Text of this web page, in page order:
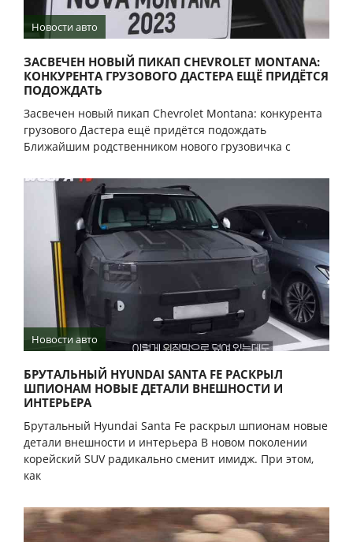
Новости авто
ЗАСВЕЧЕН НОВЫЙ ПИКАП CHEVROLET MONTANA:
КОНКУРЕНТА ГРУЗОВОГО ДАСТЕРА ЕЩЁ ПРИДЁТСЯ
ПОДОЖДАТЬ
Засвечен новый пикап Chevrolet Montana: конкурента
грузового Дастера ещё придётся подождать
Ближайшим родственником нового грузовичка с
Новости авто
БРУТАЛЬНЫЙ HYUNDAI SANTA FE РАСКРЫЛ
ШПИОНАМ НОВЫЕ ДЕТАЛИ ВНЕШНОСТИ И
ИНТЕРЬЕРА
Брутальный Hyundai Santa Fe раскрыл шпионам новые
детали внешности и интерьера В новом поколении
корейский SUV радикально сменит имидж. При этом,
как